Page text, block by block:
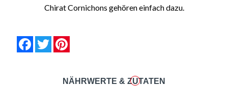
Chirat Cornichons gehören einfach dazu.
nullFacebook
null null
Twitter
null null
null
NÄHRWERTE & ZUTATEN